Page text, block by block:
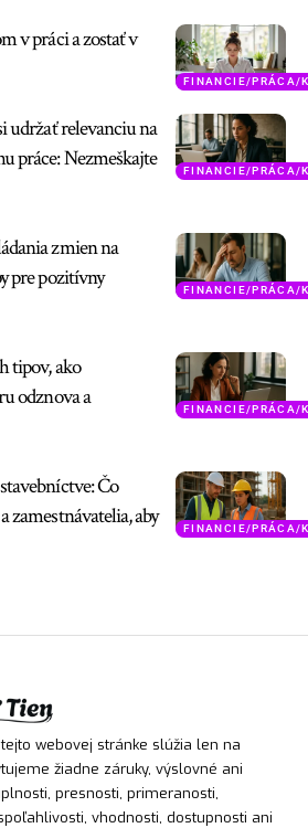
FINANCIE/PRÁCA/
v práci a zostať v
FINANCIE/PRÁCA/
udržať relevanciu na
práce: Nezmeškajte
FINANCIE/PRÁCA/
zmien na
pre pozitívny
FINANCIE/PRÁCA/
tipov, ako
odznova a
FINANCIE/PRÁCA/
Čo
zamestnávatelia, aby
webovej stránke slúžia len na
žiadne záruky, výslovné ani
presnosti, primeranosti,
vhodnosti, dostupnosti ani